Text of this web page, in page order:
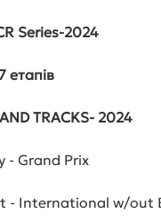
Series-2024
етапів
TRACKS- 2024
- Grand Prix
- International w/out